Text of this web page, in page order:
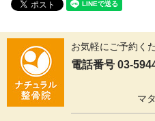
お気軽にご予約く
電話番号 03-
マ